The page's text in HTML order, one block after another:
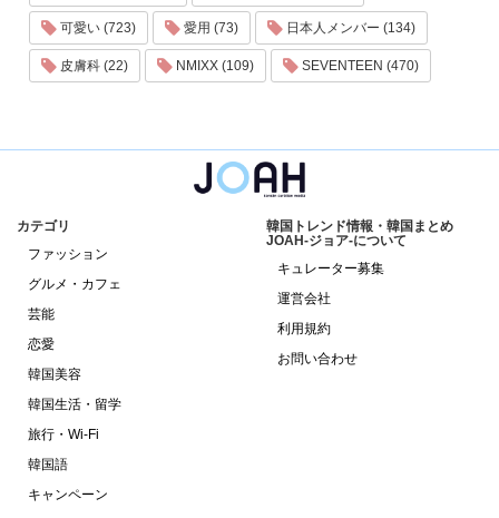
可愛い (723) 愛用 (73) 日本人メンバー (134)
皮膚科 (22) NMIXX (109) SEVENTEEN (470)
カテゴリ
ファッション
グルメ・カフェ
芸能
恋愛
韓国美容
韓国生活・留学
旅行・Wi-Fi
韓国語
キャンペーン
韓国トレンド情報・韓国まとめ
JOAH-ジョア-について
キュレーター募集
運営会社
利用規約
お問い合わせ